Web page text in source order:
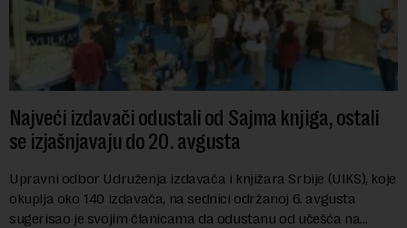
Najveći izdavači odustali od Sajma knjiga, ostali
se izjašnjavaju do 20. avgusta
Upravni odbor Udruženja izdavača i knjižara Srbije (UIKS), koje
okuplja oko 140 izdavača, na sednici održanoj 6. avgusta
sugerisao je svojim članicama da odustanu od učešća na